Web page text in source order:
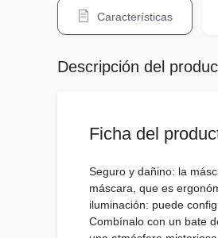
Características
Descripción del
Ficha del
Seguro y dañino: la
máscara, que es
iluminación: puede
Combínalo con un bate